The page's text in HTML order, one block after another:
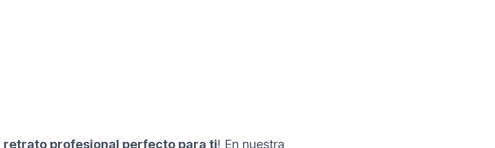
retrato profesional perfecto para ti! En nuestra